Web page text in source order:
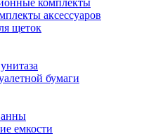
аксессуаров
щеток
бумаги
емкости